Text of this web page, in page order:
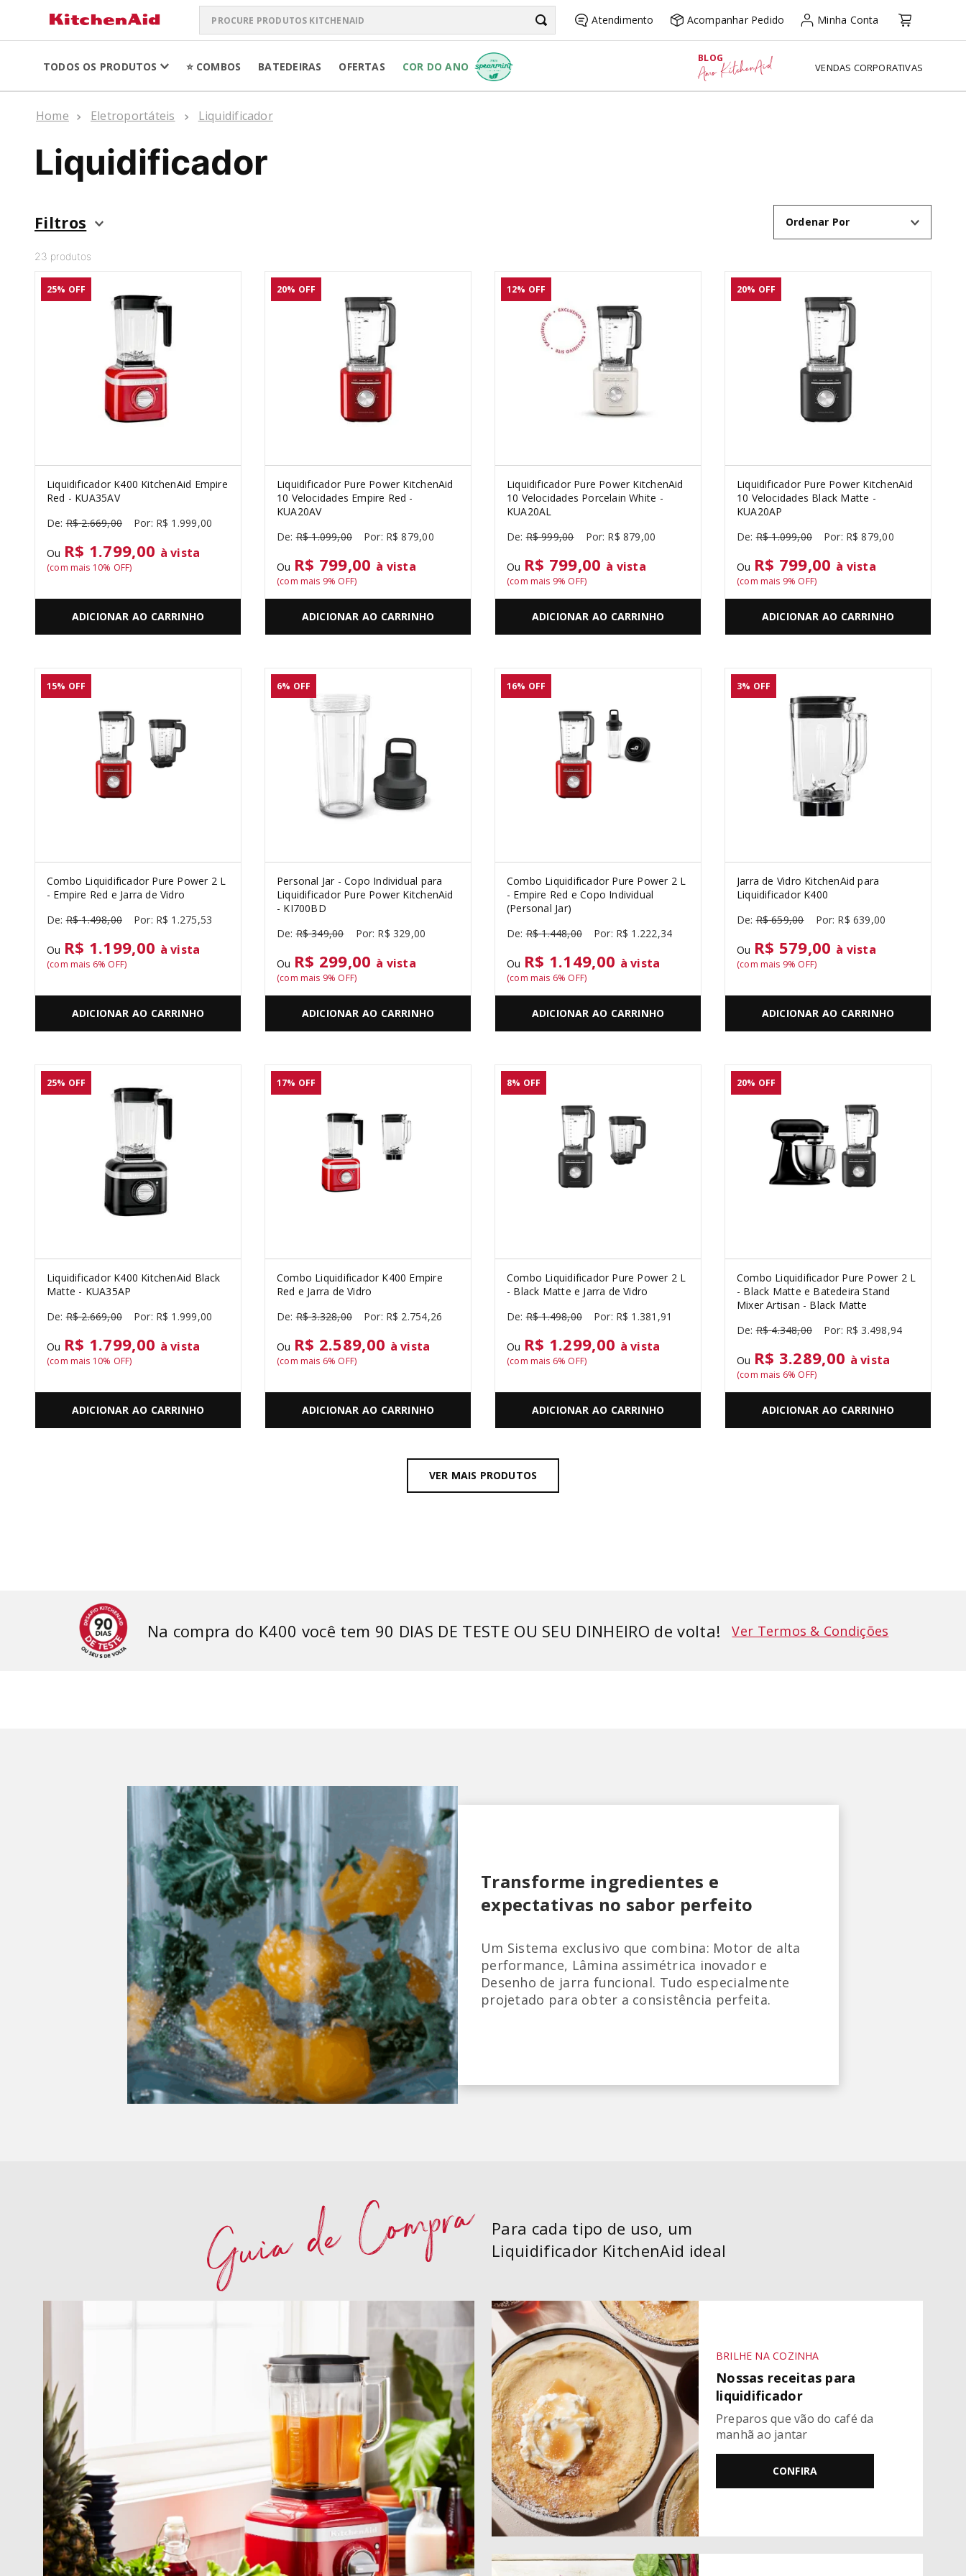
Procure produtos KitchenAid
2º LIQUIDIFICADOR PURE POWER
4º PURE POWER PERSONAL JAR
SORVETEIRA
Atendimento Acompanhar Pedido Minha Conta
TODOS OS PRODUTOS ⭐ COMBOS BATEDEIRAS OFERTAS COR DO ANO
BLOG
Amo KitchenAid VENDAS CORPORATIVAS
Eletroportáteis Liquidificador
Liquidificador
Filtros Ordenar Por
23 produtos
25% OFF
Liquidificador K400 KitchenAid Empire
Red - KUA35AV
R$ 2.669,00 R$ 1 .999,00
Ou R$ 1.799,00 à vista
(com mais 10% OFF)
ADICIONAR AO CARRINHO
20% OFF
Liquidificador Pure Power KitchenAid
10 Velocidades Empire Red -
KUA20AV
R$ 1.099,00 R$ 879,00
Ou R$ 799,00 à vista
(com mais 9% OFF)
ADICIONAR AO CARRINHO
12% OFF
Liquidificador Pure Power KitchenAid
10 Velocidades Porcelain White -
KUA20AL
R$ 999,00 R$ 879,00
Ou R$ 799,00 à vista
(com mais 9% OFF)
ADICIONAR AO CARRINHO
20% OFF
Liquidificador Pure Power KitchenAid
10 Velocidades Black Matte -
KUA20AP
R$ 1.099,00 R$ 879,00
Ou R$ 799,00 à vista
(com mais 9% OFF)
ADICIONAR AO CARRINHO
15% OFF
Combo Liquidificador Pure Power 2 L
- Empire Red e Jarra de Vidro
R$ 1.498,00 R$ 1 .275,53
Ou R$ 1.199,00 à vista
(com mais 6% OFF)
ADICIONAR AO CARRINHO
6% OFF
Personal Jar - Copo Individual para
Liquidificador Pure Power KitchenAid
- KI700BD
R$ 349,00 R$ 329,00
Ou R$ 299,00 à vista
(com mais 9% OFF)
ADICIONAR AO CARRINHO
16% OFF
Combo Liquidificador Pure Power 2 L
- Empire Red e Copo Individual
(Personal Jar)
R$ 1.448,00 R$ 1 .222,34
Ou R$ 1.149,00 à vista
(com mais 6% OFF)
ADICIONAR AO CARRINHO
3% OFF
Jarra de Vidro KitchenAid para
Liquidificador K400
R$ 659,00 R$ 639,00
Ou R$ 579,00 à vista
(com mais 9% OFF)
ADICIONAR AO CARRINHO
25% OFF
Liquidificador K400 KitchenAid Black
Matte - KUA35AP
R$ 2.669,00 R$ 1 .999,00
Ou R$ 1.799,00 à vista
(com mais 10% OFF)
ADICIONAR AO CARRINHO
17% OFF
Combo Liquidificador K400 Empire
Red e Jarra de Vidro
R$ 3.328,00 R$ 2.754,26
Ou R$ 2.589,00 à vista
(com mais 6% OFF)
ADICIONAR AO CARRINHO
8% OFF
Combo Liquidificador Pure Power 2 L
- Black Matte e Jarra de Vidro
R$ 1.498,00 R$ 1 .381 ,91
Ou R$ 1.299,00 à vista
(com mais 6% OFF)
ADICIONAR AO CARRINHO
20% OFF
Combo Liquidificador Pure Power 2 L
- Black Matte e Batedeira Stand
Mixer Artisan - Black Matte
R$ 4.348,00 R$ 3.498,94
Ou R$ 3.289,00 à vista
(com mais 6% OFF)
ADICIONAR AO CARRINHO
VER MAIS PRODUTOS
Na compra do K400 você tem 90 DIAS DE TESTE OU SEU DINHEIRO de volta! Ver Termos & Condições
Transforme ingredientes e
expectativas no sabor perfeito
Um Sistema exclusivo que combina: Motor de alta
performance, Lâmina assimétrica inovador e
Desenho de jarra funcional. Tudo especialmente
projetado para obter a consistência perfeita.
Guia de Compra
Para cada tipo de uso, um
Liquidificador KitchenAid ideal
BRILHE NA COZINHA
Nossas receitas para
liquidificador
Preparos que vão do café da
manhã ao jantar
CONFIRA